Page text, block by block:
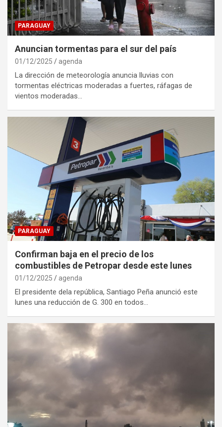
PARAGUAY
Anuncian tormentas para el sur del país
01/12/2025 agenda
La dirección de meteorología anuncia lluvias con
tormentas eléctricas moderadas a fuertes, ráfagas de
vientos moderadas…
PARAGUAY
Confirman baja en el precio de los
combustibles de Petropar desde este lunes
01/12/2025 agenda
El presidente dela república, Santiago Peña anunció este
lunes una reducción de G. 300 en todos…